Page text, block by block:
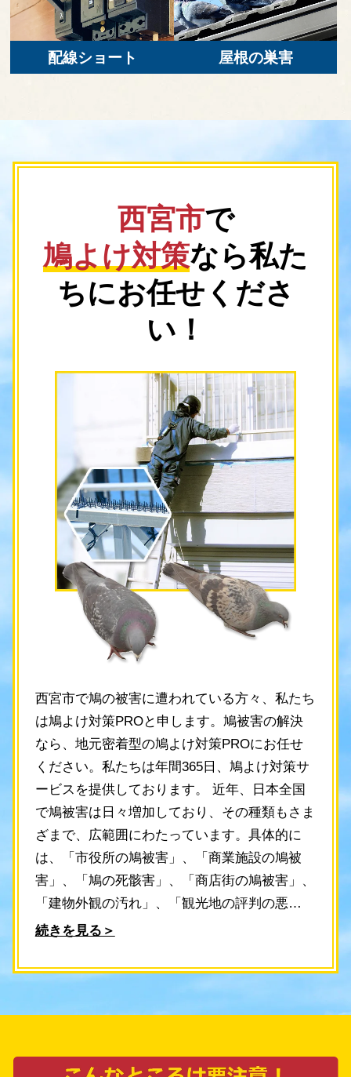
屋根の巣害
配線ショート
西宮市で
鳩よけ対策なら私た
ちにお任せくださ
い！
西宮市で鳩の被害に遭われている方々、私たち
は鳩よけ対策PROと申します。鳩被害の解決
なら、地元密着型の鳩よけ対策PROにお任せ
ください。私たちは年間365日、鳩よけ対策サ
ービスを提供しております。 近年、日本全国
で鳩被害は日々増加しており、その種類もさま
ざまで、広範囲にわたっています。具体的に
は、「市役所の鳩被害」、「商業施設の鳩被
害」、「鳩の死骸害」、「商店街の鳩被害」、
「建物外観の汚れ」、「観光地の評判の悪
化」、「屋上設備損傷」、「屋根の巣害」、
よる被害が多様に発生しています。 そんな
せをいただくと最短30分以内にスタッフが現地
私たちは地域に密着し、被害状況に合わせた最
続きを見る＞